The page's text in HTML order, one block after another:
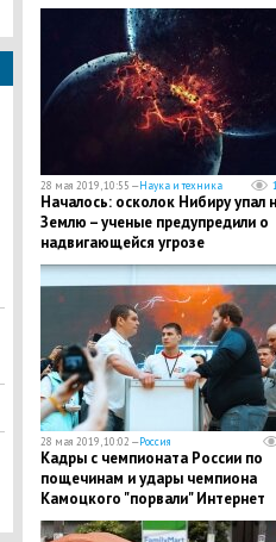
28 мая 2019, 10:55 —Наука и техника
Началось: осколок Нибиру упал
Землю – ученые предупредили о
надвигающейся угрозе
28 мая 2019, 10:02 —Россия
Кадры с чемпионата России по
пощечинам и удары чемпиона
Камоцкого "порвали" Интернет